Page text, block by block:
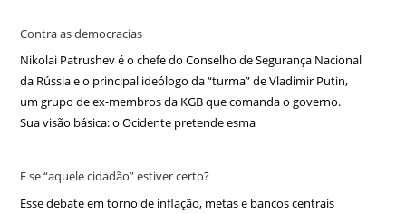
Contra as democracias
Nikolai Patrushev é o chefe do Conselho de Segurança Nacional
da Rússia e o principal ideólogo da “turma” de Vladimir Putin,
um grupo de ex-membros da KGB que comanda o governo.
Sua visão básica: o Ocidente pretende esma
E se “aquele cidadão” estiver certo?
Esse debate em torno de inflação, metas e bancos centrais